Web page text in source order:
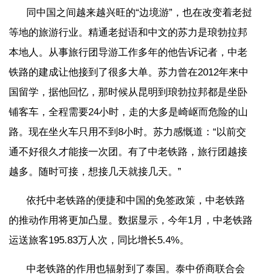
同中国之间越来越兴旺的“边境游”，也在改变着老挝
等地的旅游行业。精通老挝语和中文的苏力是琅勃拉邦
本地人。从事旅行团导游工作多年的他告诉记者，中老
铁路的建成让他接到了很多大单。苏力曾在2012年来中
国留学，据他回忆，那时候从昆明到琅勃拉邦都是坐卧
铺客车，全程需要24小时，走的大多是崎岖而危险的山
路。现在坐火车只用不到8小时。苏力感慨道：“以前交
通不好很久才能接一次团。有了中老铁路，旅行团越接
越多。随时可接，想接几天就接几天。”
依托中老铁路的便捷和中国的免签政策，中老铁路
的推动作用将更加凸显。数据显示，今年1月，中老铁路
运送旅客195.83万人次，同比增长5.4%。
中老铁路的作用也辐射到了泰国。泰中侨商联合会